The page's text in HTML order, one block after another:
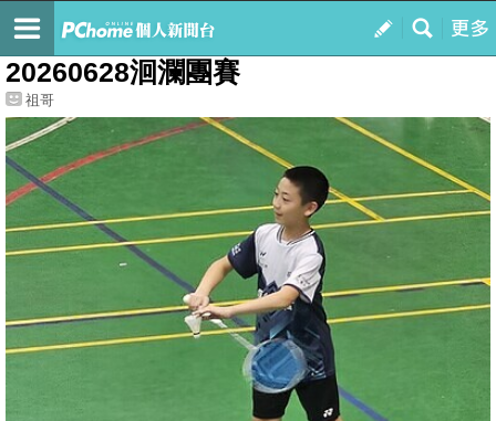
我的
最新文章
20260628洄瀾團賽
祖哥